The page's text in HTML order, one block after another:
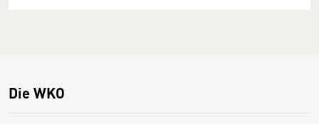
Die WKO